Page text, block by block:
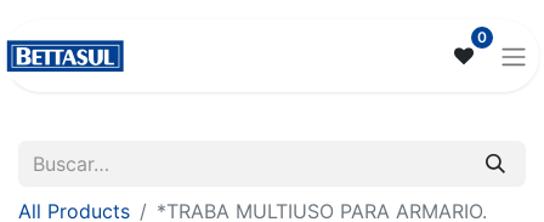
0
All Products *TRABA MULTIUSO PARA ARMARIO.